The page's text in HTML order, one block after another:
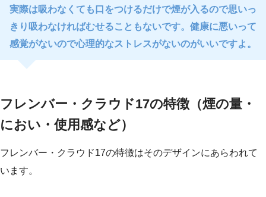
実際は吸わなくても口をつけるだけで煙が入るので思いっ
きり吸わなければむせることもないです。健康に悪いって
感覚がないので心理的なストレスがないのがいいですよ。
フレンバー・クラウド17の特徴（煙の量・
におい・使用感など）
フレンバー・クラウド17の特徴はそのデザインにあらわれて
います。